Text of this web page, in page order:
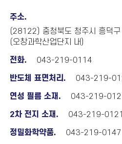
주소.
(28122) 충청북도 청주시 흥덕
(오창과학산업단지 내)
전화. 043-219-0114
반도체 표면처리. 043-219-
연성 필름 소재. 043-219-
2차 전지 소재. 043-219-0121
정밀화학약품. 043-219-0147